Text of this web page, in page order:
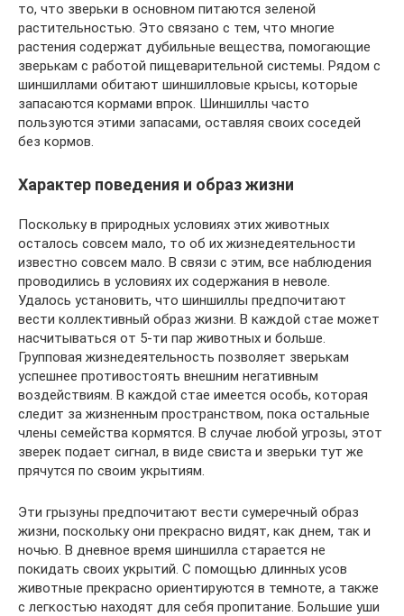
то, что зверьки в основном питаются зеленой
растительностью. Это связано с тем, что многие
растения содержат дубильные вещества, помогающие
зверькам с работой пищеварительной системы. Рядом с
шиншиллами обитают шиншилловые крысы, которые
запасаются кормами впрок. Шиншиллы часто
пользуются этими запасами, оставляя своих соседей
без кормов.
Характер поведения и образ жизни
Поскольку в природных условиях этих животных
осталось совсем мало, то об их жизнедеятельности
известно совсем мало. В связи с этим, все наблюдения
проводились в условиях их содержания в неволе.
Удалось установить, что шиншиллы предпочитают
вести коллективный образ жизни. В каждой стае может
насчитываться от 5-ти пар животных и больше.
Групповая жизнедеятельность позволяет зверькам
успешнее противостоять внешним негативным
воздействиям. В каждой стае имеется особь, которая
следит за жизненным пространством, пока остальные
члены семейства кормятся. В случае любой угрозы, этот
зверек подает сигнал, в виде свиста и зверьки тут же
прячутся по своим укрытиям.
Эти грызуны предпочитают вести сумеречный образ
жизни, поскольку они прекрасно видят, как днем, так и
ночью. В дневное время шиншилла старается не
покидать своих укрытий. С помощью длинных усов
животные прекрасно ориентируются в темноте, а также
с легкостью находят для себя пропитание. Большие уши